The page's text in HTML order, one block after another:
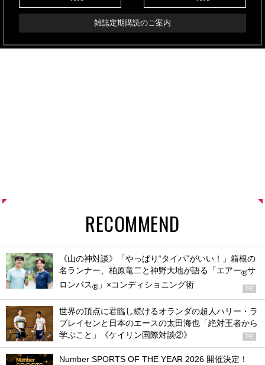
雑誌定期購読のご案内
RECOMMEND
《山の神対談》「やっぱり“タイパ”がいい！」箱根の
名ランナー、柏原竜二と神野大地が語る「エアー®サ
ロンパス® 」×コンディショニング術 PR
世界の頂点に君臨し続けるオランダの超人ハリー・ラ
ブレイセンと日本のエースの太田海也「絶対王者から
学ぶこと」《ケイリン国際対談②》
PR
Number SPORTS OF THE YEAR 2026 開催決定！